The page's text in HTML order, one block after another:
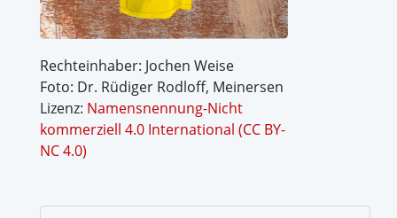
Rechteinhaber: Jochen Weise
Foto: Dr. Rüdiger Rodloff, Meinersen
Lizenz: Namensnennung-Nicht
kommerziell 4.0 International (CC BY-
NC 4.0)